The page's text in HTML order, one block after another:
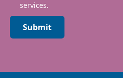
services.
Submit